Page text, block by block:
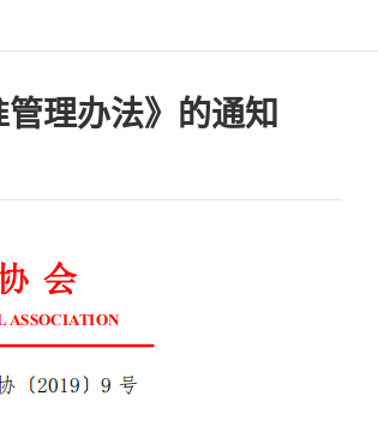
理办法》的通知